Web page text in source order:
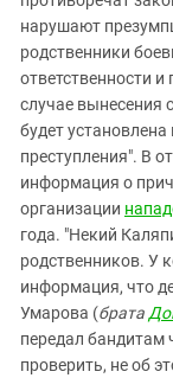
нарушают
родственники
ответственности
случае вынесения
будет
преступления". В
информация о
организации
года. "Некий
родственников. У
информация, что
Умарова (брата
передал
проверить, не об